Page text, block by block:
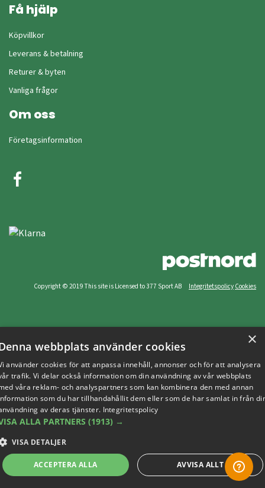
Få hjälp
Köpvillkor
Leverans & betalning
Returer & byten
Vanliga frågor
Om oss
Företagsinformation
Copyright © 2019 This site is Licensed to 377 Sport AB Integritetspolicy Cookies
×
webbplats använder cookies
använder cookies för att anpassa innehåll, annonser och för att analysera
trafik. Vi delar också information om din användning av vår webbplats
våra reklam- och analyspartners som kan kombinera den med annan
som du har tillhandahållit dem eller som de har samlat in från
av deras tjänster. Integritetspolicy
ALLA PARTNERS (1913) →
VISA DETALJER
ACCEPTERA ALLA AVVISA ALLT